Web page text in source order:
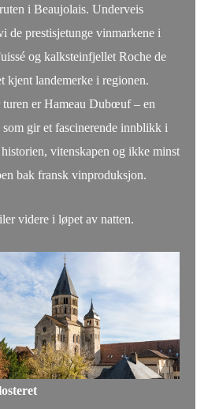
i Beaujolais. Underveis
de prestisjetunge vinmarkene i
og kalksteinfjellet Roche de
kjent landemerke i regionen.
er Hameau Dubœuf – en
som gir et fascinerende innblikk i
vitenskapen og ikke minst
bak fransk vinproduksjon.
videre i løpet av natten.